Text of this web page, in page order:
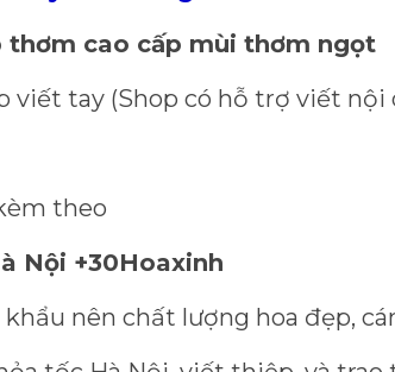
thơm cao cấp mùi thơm ngọt
viết tay (Shop có hỗ trợ viết nội
theo
Nội +30Hoaxinh
khẩu nên chất lượng hoa đẹp,